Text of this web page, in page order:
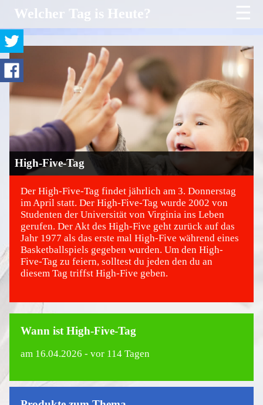
Welcher Tag is Heute? ☰
High-Five-Tag
©
Der High-Five-Tag findet jährlich am 3. Donnerstag
im April statt. Der High-Five-Tag wurde 2002 von
Studenten der Universität von Virginia ins Leben
gerufen. Der Akt des High-Five geht zurück auf das
Jahr 1977 als das erste mal High-Five während eines
Basketballspiels gegeben wurden. Um den High-
Five-Tag zu feiern, solltest du jeden den du an
diesem Tag triffst High-Five geben.
Wann ist High-Five-Tag
am 16.04.2026 - vor 114 Tagen